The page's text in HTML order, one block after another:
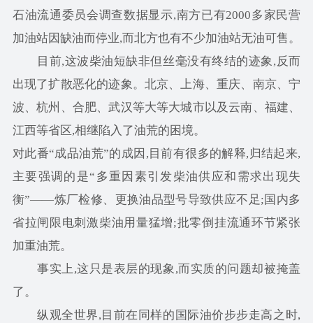
石油流通委员会调查数据显示,南方已有2000多家民营
加油站因缺油而停业,而北方也有不少加油站无油可售。
目前,这波柴油短缺非但丝毫没有终结的迹象,反而
出现了扩散恶化的迹象。北京、上海、重庆、南京、宁
波、杭州、合肥、武汉等大等大城市以及云南、福建、
江西等省区,相继陷入了油荒的困境。
对此番“成品油荒”的成因,目前有很多的解释,归结起来,
主要强调的是“多重因素引发柴油供应和需求出现失
衡”——炼厂检修、更换油品型号导致供应不足;国内多
省拉闸限电刺激柴油用量猛增;批零倒挂流通环节紧张
加重油荒。
事实上,这只是表层的现象,而实质的问题却被掩盖
了。
纵观全世界,目前在同样的国际油价步步走高之时,